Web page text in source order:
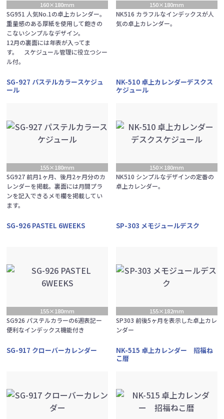
160×180mm
SG951 人気No.1の卓上カレンダー。
重量感のある厚紙を使用して飽きの
こないシンプルなデザイン。
12月の裏面には年表が入ってま
す。 スケジュール管理に役立つシー
ル付。
150×180mm
NK516 カラフルなインデックスが人
気の卓上カレンダー。
SG-927 パステルカラースケジュ
ール
155×180mm
SG927 前月1ヶ月、後月2ヶ月分のカ
レンダーを掲載。裏面には月間プラ
ンを記入できるメモ欄を掲載してい
ます。
NK-510 卓上カレンダーデスクス
ケジュール
150×180mm
NK510 シンプルなデザインの定番の
卓上カレンダー。
SG-926 PASTEL 6WEEKS
155×180mm
SG926 パステルカラーの6週表記ー
便利なインデックス機能付き
SP-303 メモジュールデスク
155×182mm
SP303 前後5ヶ月を表示した卓上カレ
ンダー
SG-917 クローバーカレンダー
NK-515 卓上カレンダー 招福ね
こ暦